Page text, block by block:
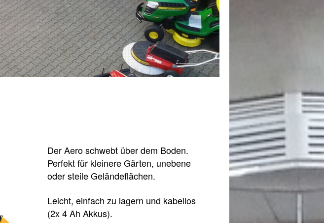
Der Aero schwebt über dem Boden.
Perfekt für kleinere Gärten, unebene
oder steile Geländeflächen.
Leicht, einfach zu lagern und kabellos
(2x 4 Ah Akkus).